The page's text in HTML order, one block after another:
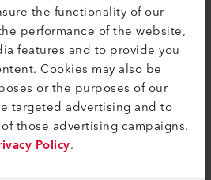
the functionality of our
performance of the website,
features and to provide you
Cookies may also be
or the purposes of our
targeted advertising and to
those advertising campaigns.
Policy.